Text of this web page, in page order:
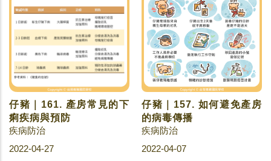
仔豬｜161. 產房常見的下
痢疾病與預防
疾病防治
2022-04-27
仔豬｜157. 如何避免產房
的病毒傳播
疾病防治
2022-04-07